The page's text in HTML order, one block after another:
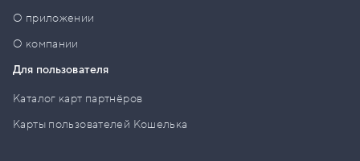
О приложении
О компании
Для пользователя
Каталог карт партнёров
Карты пользователей Кошелька